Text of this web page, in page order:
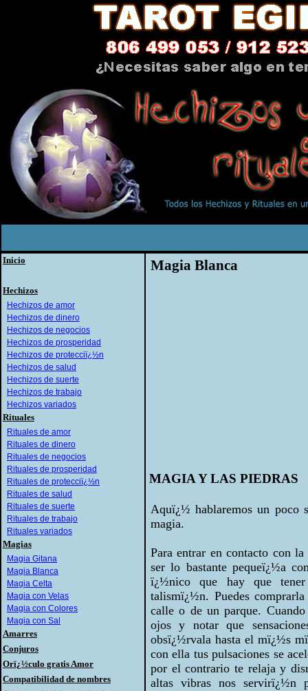
Inicio
Hechizos
Hechizos de amor
Hechizos de dinero
Hechizos de negocios
Hechizos de prosperidad
Hechizos de protecciï¿½n
Hechizos de salud
Hechizos de suerte
Hechizos de trabajo
Hechizos variados
Rituales
Rituales de amor
Rituales de dinero
Rituales de negocios
Rituales de prosperidad
Rituales de protecciï¿½n
Rituales de salud
Rituales de suerte
Rituales de trabajo
Rituales variados
Magias
Magia Gitana
Magia Blanca
Magia Celta
Magia con Velas
Magia con Colores
Magia con Sal
Amarres
Conjuros
Orï¿½culo gratis Amor
Compatibilidad de nombres
Magia Blanca
MAGIA Y LAS PIEDRAS
Aquï¿½ hablaremos un poco
magia.
Para entrar en contacto con
ser lo bastante pequeï¿½a
ï¿½nico que hay que
talismï¿½n. Puedes
calle o de un parque.
ojos y notar que
obsï¿½rvala hasta el mï¿½s
con ella tus pulsaciones se
por el contrario te relaja y
altas vibras nos servirï¿½n